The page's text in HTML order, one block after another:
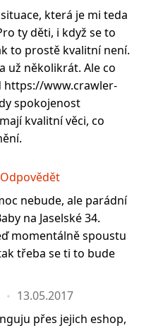
která je mi teda
ty děti, i když se to
to prostě kvalitní není.
už několikrát. Ale co
https://www.crawler-
spokojenost
kvalitní věci, co
Odpovědět
nebude, ale parádní
na Jaselské 34.
momentálně spoustu
třeba se ti to bude
13.05.2017
přes jejich eshop,